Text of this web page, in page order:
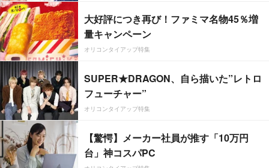
大好評につき再び！ファミマ名物45％増
量キャンペーン
オリコンタイアップ特集
SUPER★DRAGON、自ら描いた”レトロ
フューチャー”
オリコンタイアップ特集
【驚愕】メーカー社員が推す「10万円
台」神コスパPC